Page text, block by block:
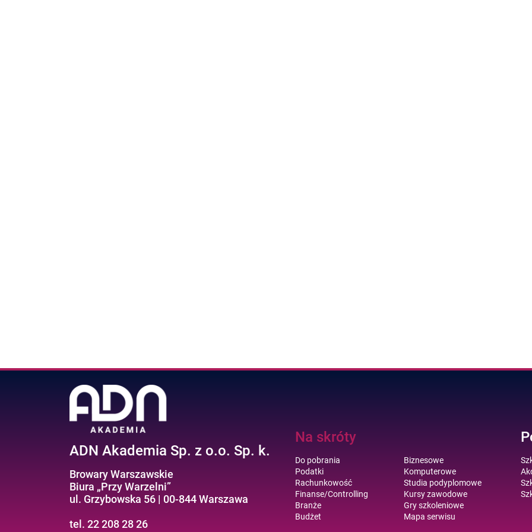
ADN Akademia Sp. z o.o. Sp. k.
Browary Warszawskie
Biura „Przy Warzelni”
ul. Grzybowska 56 | 00-844 Warszawa
tel. 22 208 28 26
Na skróty
Do pobrania
Podatki
Rachunkowość
Finanse/Controlling
Branże
Budżet
Biznesowe
Komputerowe
Studia podyplomowe
Kursy zawodowe
Gry szkoleniowe
Mapa serwisu